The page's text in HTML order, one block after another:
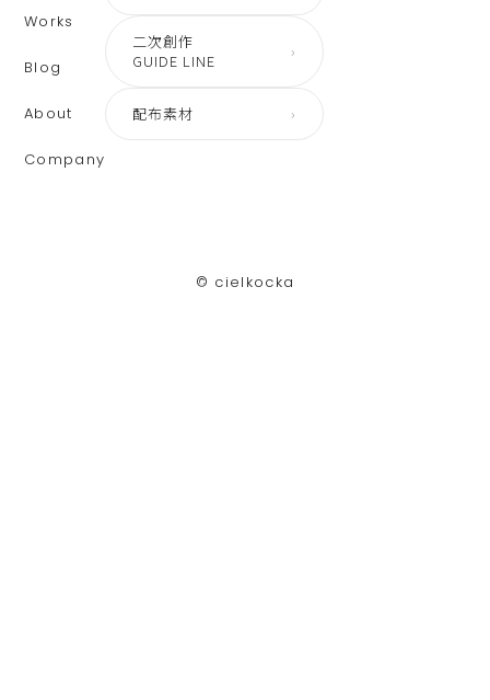
Works
Blog
About
Company
二次創作
GUIDE LINE
›
配布素材 ›
©︎ cielkocka